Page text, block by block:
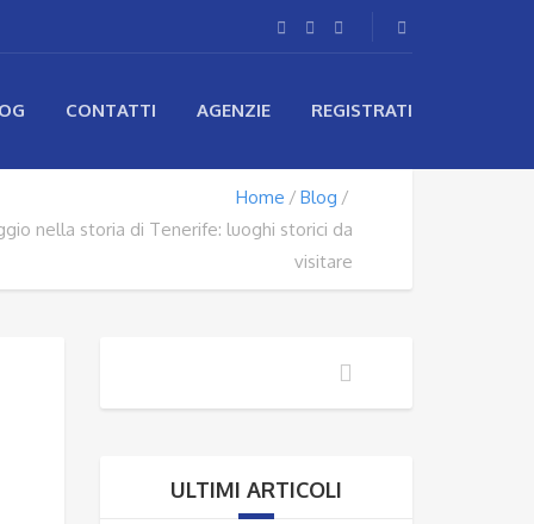
CONTATTI AGENZIE REGISTRATI
Home
Blog
nella storia di Tenerife: luoghi storici da
visitare
ULTIMI ARTICOLI